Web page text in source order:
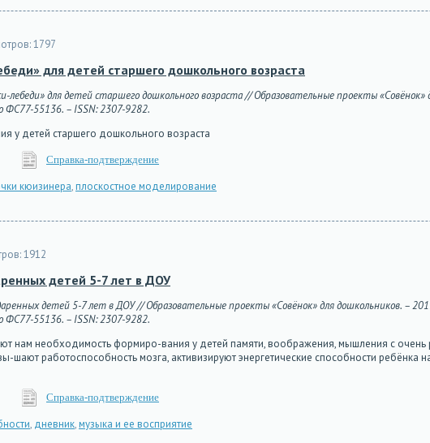
1797
для детей старшего дошкольного возраста
для детей старшего дошкольного возраста // Образовательные проекты
ФС77-55136. – ISSN: 2307-9282.
у детей старшего дошкольного возраста
Справка-подтверждение
кюизинера,плоскостное моделирование
1912
детей 5-7 лет в ДОУ
детей 5-7 лет в ДОУ // Образовательные проекты «Совёнок» для дошкольников. –
ФС77-55136. – ISSN: 2307-9282.
необходимость формиро-вания у детей памяти, воображения, мышления с очень
работоспособность мозга, активизируют энергетические способности ребёнка
Справка-подтверждение
, дневник,музыка и ее восприятие